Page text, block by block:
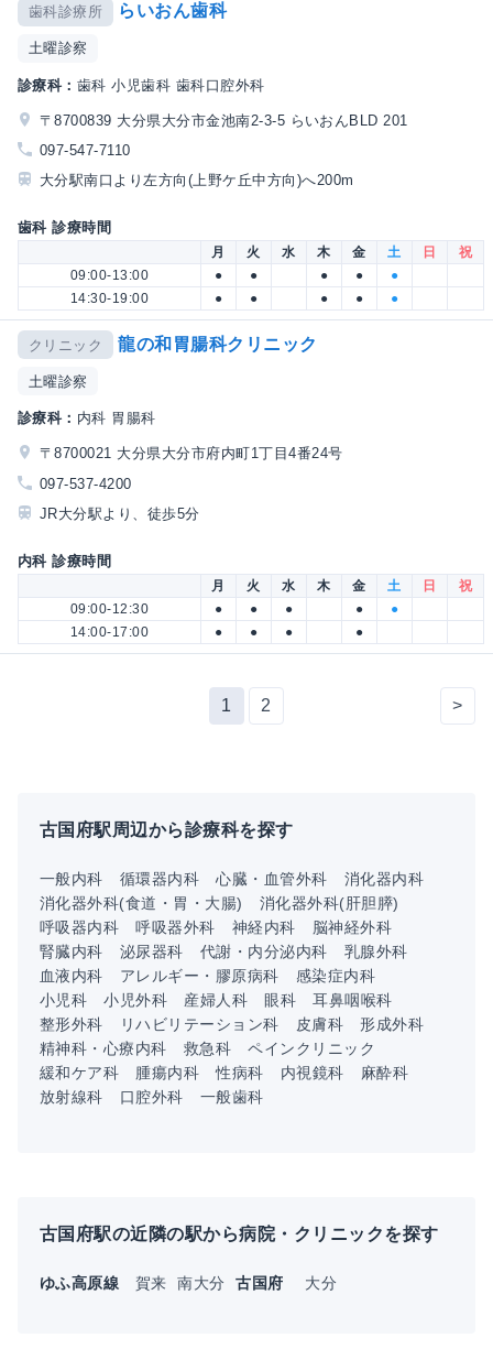
歯科診療所 らいおん歯科
土曜診察
診療科： 歯科 小児歯科 歯科口腔外科
〒8700839 大分県大分市金池南2-3-5 らいおんBLD 201
097-547-7110
大分駅南口より左方向(上野ケ丘中方向)へ200m
歯科 診療時間
月 火 水 木 金 土 日
祝
09:00-13:00
● ● ● ●
●
14:30-19:00
● ● ● ● ●
クリニック 龍の和胃腸科クリニック
土曜診察
診療科： 内科 胃腸科
〒8700021 大分県大分市府内町1丁目4番24号
097-537-4200
JR大分駅より、徒歩5分
内科 診療時間
月 火 水 木 金 土 日
祝
09:00-12:30
● ● ● ●
●
14:00-17:00
● ● ● ●
1 2 >
古国府駅周辺から診療科を探す
一般内科 循環器内科 心臓・血管外科
消化器内科
消化器外科(食道・胃・大腸)
消化器外科(肝胆膵)
呼吸器内科
呼吸器外科 神経内科
脳神経外科
腎臓内科
泌尿器科 代謝・内分泌内科
乳腺外科
血液内科
アレルギー・膠原病科
感染症内科
小児科
小児外科 産婦人科 眼科
耳鼻咽喉科
整形外科
リハビリテーション科 皮膚科
形成外科
精神科・心療内科
救急科
ペインクリニック
緩和ケア科
腫瘍内科 性病科 内視鏡科
麻酔科
放射線科
口腔外科 一般歯科
古国府駅の近隣の駅から病院・クリニックを探す
ゆふ高原線 賀来 南大分 古国府 大分